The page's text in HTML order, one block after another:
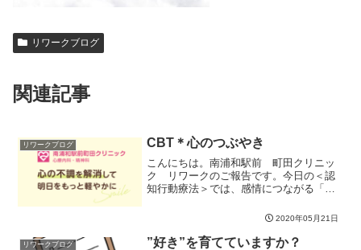
リワークブログ
関連記事
リワークブログ CBT＊心のつぶやき
こんにちは。南浦和駅前 町田クリニッ
ク リワークのご報告です。今日の＜認
知行動療法＞では、感情につながる「咄
考について気付き見つめていきました。
出来事は１つ。ですが捉え方は実に様々
なのです。そのストレスと...
2020年05月21日
リワークブログ ”好き”を育てていますか？